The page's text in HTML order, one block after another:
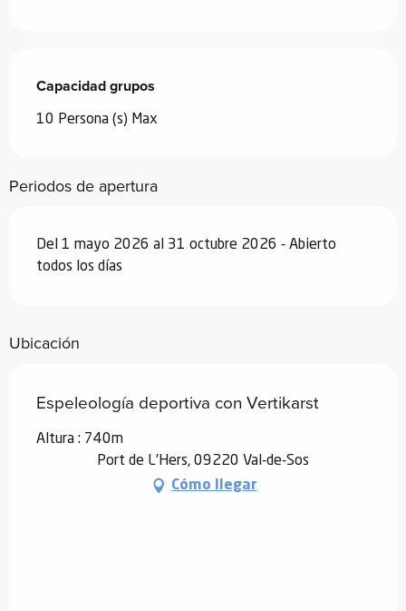
Capacidad grupos
Capacidad grupos
10 Persona (s) Max
Periodos de apertura
Del 1 mayo 2026 al 31 octubre 2026 - Abierto
todos los días
Ubicación
Espeleología deportiva con Vertikarst
Altura : 740m
Port de L'Hers, 09220 Val-de-Sos
Cómo llegar